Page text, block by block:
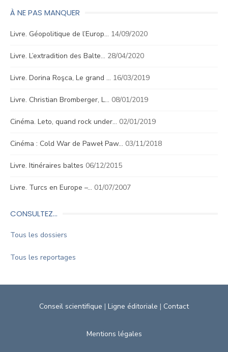
À NE PAS MANQUER
Livre. Géopolitique de l’Europ… 14/09/2020
Livre. L’extradition des Balte… 28/04/2020
Livre. Dorina Roşca, Le grand … 16/03/2019
Livre. Christian Bromberger, L… 08/01/2019
Cinéma. Leto, quand rock under… 02/01/2019
Cinéma : Cold War de Paweł Paw… 03/11/2018
Livre. Itinéraires baltes 06/12/2015
Livre. Turcs en Europe –… 01/07/2007
CONSULTEZ…
Tous les dossiers
Tous les reportages
Conseil scientifique | Ligne éditoriale | Contact
Mentions légales